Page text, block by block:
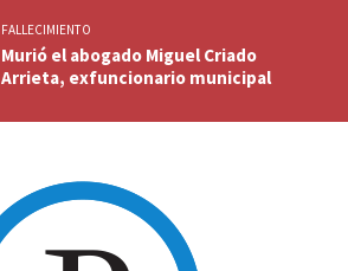
FALLECIMIENTO
Murió el abogado Miguel Criado
Arrieta, exfuncionario municipal